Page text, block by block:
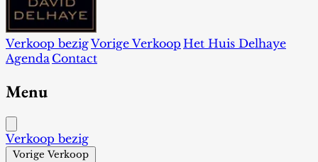
Verkoop bezigVorige Verkoop Het Huis Delhaye
Agenda Contact
Menu
Verkoop bezig
Vorige Verkoop